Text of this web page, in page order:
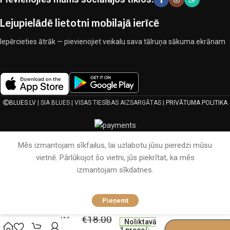
lietošanas laiku un kalpošanas laiku.
Lejupielādē lietotni mobilajā ierīcē
Iepērcieties ātrāk — pievienojiet veikalu sava tālruņa sākuma ekrānam
BLUES.LV| SIA BLUES | VISAS TIESĪBAS AIZSARGĀTAS | PRIVĀTUMA POLITIKA
Mēs izmantojam sīkfailus, lai uzlabotu jūsu pieredzi mūsu
vietnē. Pārlūkojot šo vietni, jūs piekrītat, ka mēs
izmantojam sīkdatnes.
Pieņemt
komplekts
Luna
€18.00
Noliktavā